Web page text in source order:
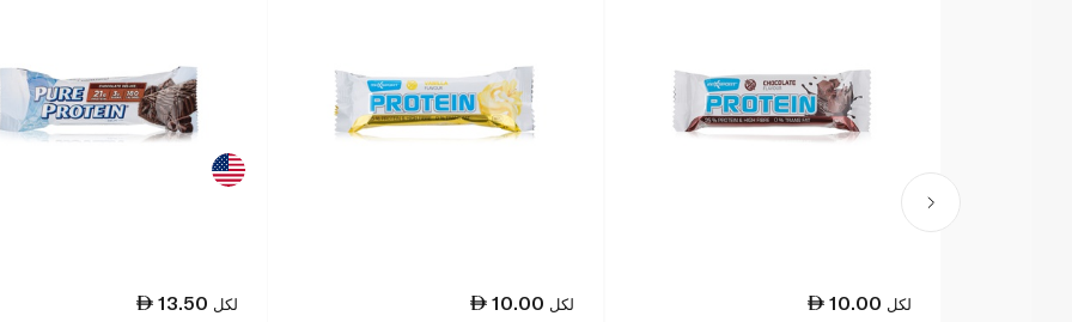
10.00 لكل
10.00 لكل
13.50 لكل